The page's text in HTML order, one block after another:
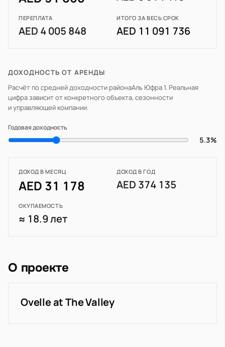
ПЕРЕПЛАТА
AED 4 005 848
ИТОГО ЗА ВЕСЬ СРОК
AED 11 091 736
ДОХОДНОСТЬ ОТ АРЕНДЫ
Расчёт по средней доходности районаАль Юфра 1. Реальная
цифра зависит от конкретного объекта, сезонности
и управляющей компании.
Годовая доходность
5.3%
ДОХОД В МЕСЯЦ
AED 31 178
ДОХОД В ГОД
AED 374 135
ОКУПАЕМОСТЬ
≈ 18.9 лет
О проекте
Ovelle at The Valley